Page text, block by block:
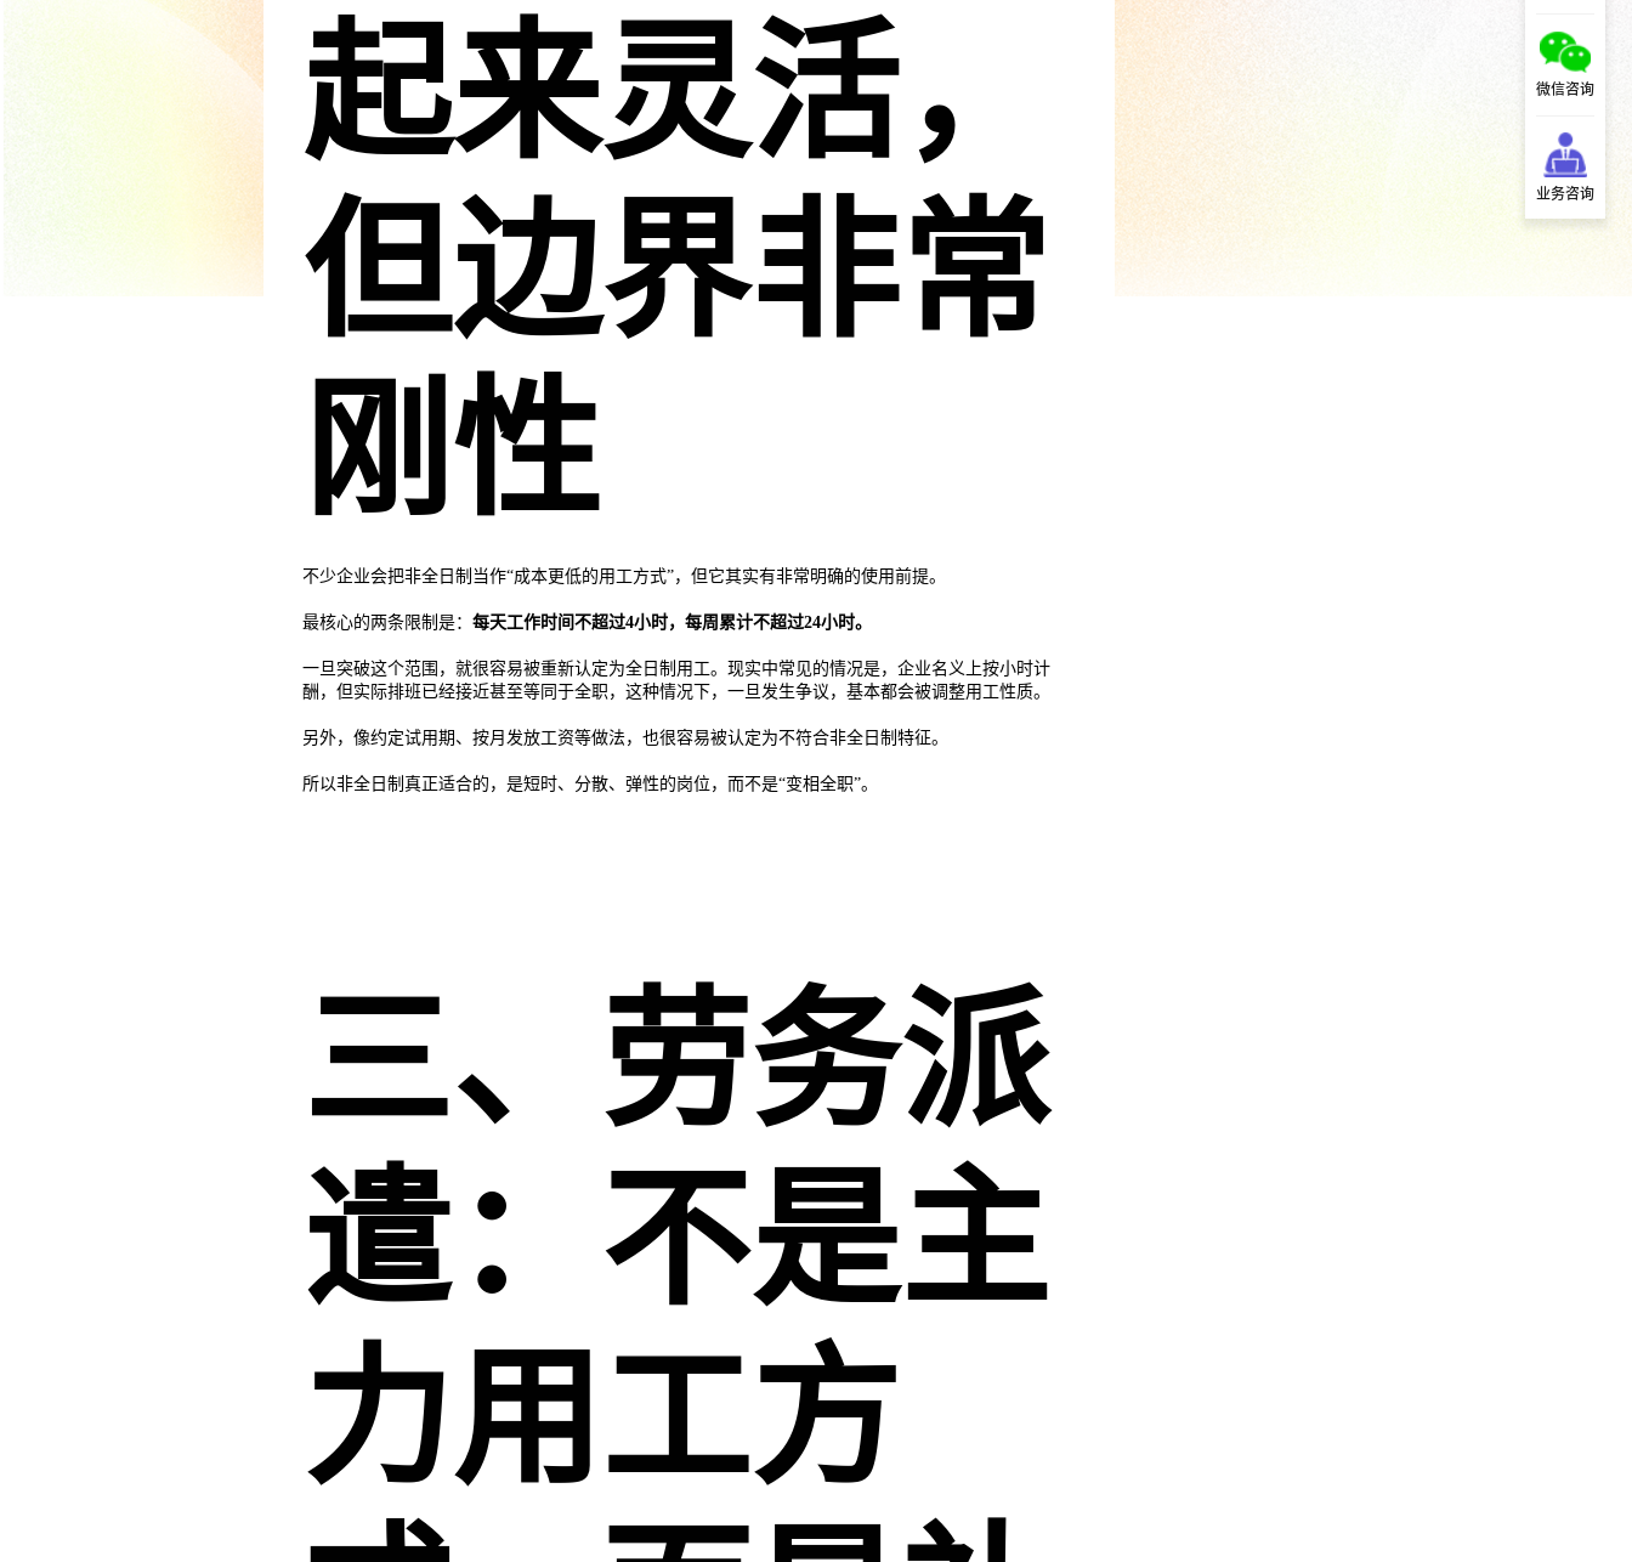
起来灵活，
但边界非常
刚性
不少企业会把非全日制当作“成本更低的用工方式”，但它其实有非常明确的使用前提。
最核心的两条限制是：每天工作时间不超过4小时，每周累计不超过24小时。
一旦突破这个范围，就很容易被重新认定为全日制用工。现实中常见的情况是，企业名义上按小时计
酬，但实际排班已经接近甚至等同于全职，这种情况下，一旦发生争议，基本都会被调整用工性质。
另外，像约定试用期、按月发放工资等做法，也很容易被认定为不符合非全日制特征。
所以非全日制真正适合的，是短时、分散、弹性的岗位，而不是“变相全职”。
三、劳务派
遣：不是主
力用工方
微信咨询
业务咨询